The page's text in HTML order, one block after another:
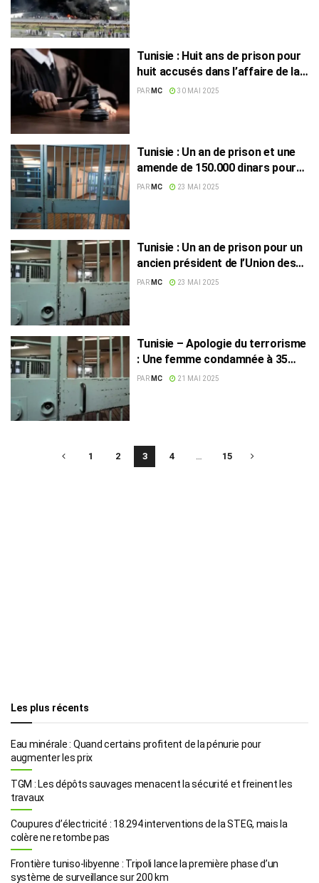
Tunisie : Huit ans de prison pour
huit accusés dans l’affaire de la
« Chambre noire »
PAR MC 30 MAI 2025
Tunisie : Un an de prison et une
amende de 150.000 dinars pour
un ancien syndicaliste
PAR MC 23 MAI 2025
Tunisie : Un an de prison pour un
ancien président de l’Union des
éditeurs
PAR MC 23 MAI 2025
Tunisie – Apologie du terrorisme
: Une femme condamnée à 35
ans de prison
PAR MC 21 MAI 2025
1 2 3 4 … 15
Les plus récents
Eau minérale : Quand certains profitent de la pénurie pour
augmenter les prix
TGM : Les dépôts sauvages menacent la sécurité et freinent les
travaux
Coupures d’électricité : 18.294 interventions de la STEG, mais la
colère ne retombe pas
Frontière tuniso-libyenne : Tripoli lance la première phase d’un
système de surveillance sur 200 km